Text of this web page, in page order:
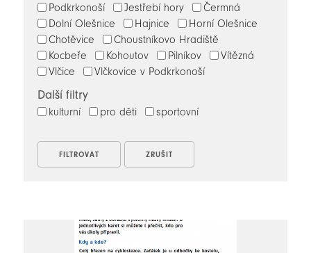
Podkrkonoší Jestřebí hory
Čermná
Dolní Olešnice
Hajnice
Horní Olešnice
Chotěvice
Choustníkovo Hradiště
Kocbeře
Kohoutov Pilníkov
Vítězná
Vlčice
Vlčkovice v Podkrkonoší
Další filtry
kulturní pro děti sportovní